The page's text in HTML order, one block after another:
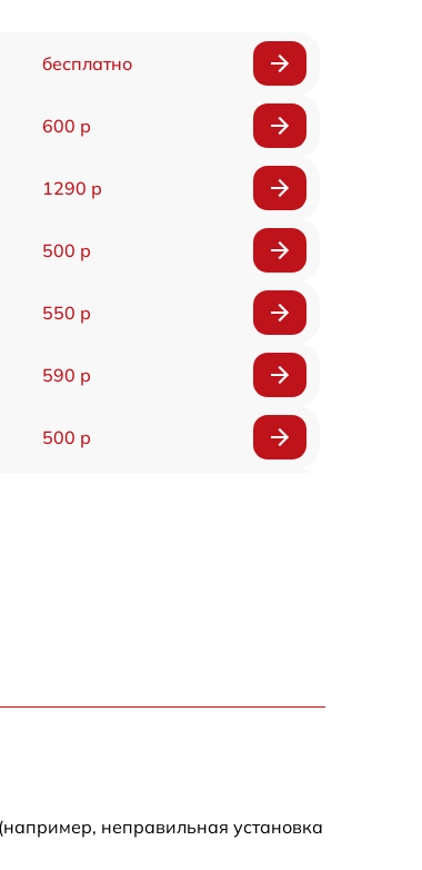
бесплатно
600 р
1290 р
500 р
550 р
590 р
500 р
неправильная установка